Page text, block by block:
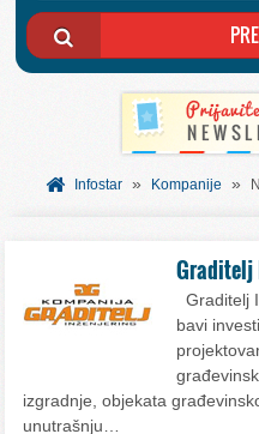
AKCIJE I KATALOZI
BESPLATNI VAUČERI
SVET INFORMACIJA
Infostar » Kompanije »
Graditelj
Graditelj
bavi
izgradnje, objekata
unutrašnju…